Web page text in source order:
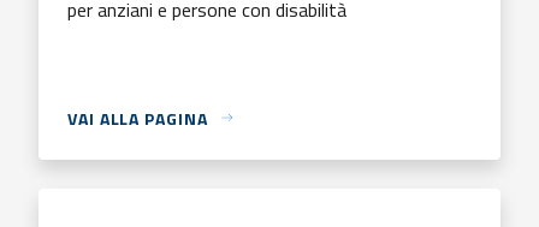
per anziani e persone con disabilità
VAI ALLA PAGINA